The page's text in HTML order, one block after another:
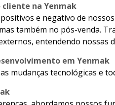
na Yenmak
e negativo de
também no pós-venda.
entendendo nossas
em Yenmak
mudanças tecnológicas e